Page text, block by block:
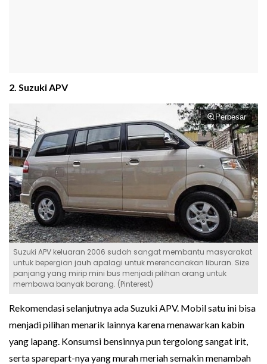
2. Suzuki APV
Perbesar
Suzuki APV keluaran 2006 sudah sangat membantu masyarakat
untuk bepergian jauh apalagi untuk merencanakan liburan. Size
panjang yang mirip mini bus menjadi pilihan orang untuk
membawa banyak barang. (Pinterest)
Rekomendasi selanjutnya ada Suzuki APV. Mobil satu ini bisa
menjadi pilihan menarik lainnya karena menawarkan kabin
yang lapang. Konsumsi bensinnya pun tergolong sangat irit,
serta sparepart-nya yang murah meriah semakin menambah